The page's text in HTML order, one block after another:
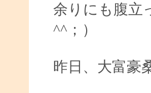
余りにも腹立
^^；）
昨日、大富豪